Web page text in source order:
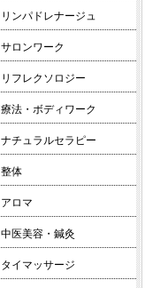
リンパドレナージュ
サロンワーク
リフレクソロジー
療法・ボディワーク
ナチュラルセラピー
整体
アロマ
中医美容・鍼灸
タイマッサージ